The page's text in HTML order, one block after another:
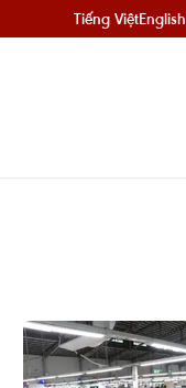
Tiếng ViệtEnglish